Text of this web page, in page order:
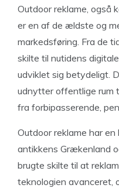
Outdoor reklame, også
er en af de ældste og
markedsføring. Fra de
skilte til nutidens
udviklet sig betydeligt.
udnytter offentlige rum
fra forbipasserende,
Outdoor reklame har
antikkens Grækenland
brugte skilte til at
teknologien avanceret,